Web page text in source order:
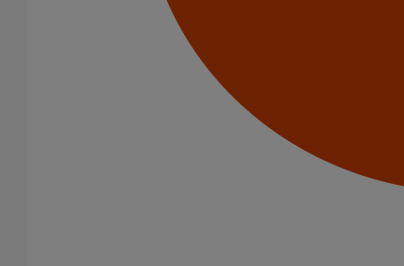
sur Joint HP Inox autobuté manchette nitrile